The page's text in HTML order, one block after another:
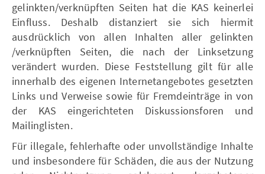
gelinkten/verknüpften Seiten hat die KAS keinerlei
Einfluss. Deshalb distanziert sie sich hiermit
ausdrücklich von allen Inhalten aller gelinkten
/verknüpften Seiten, die nach der Linksetzung
verändert wurden. Diese Feststellung gilt für alle
innerhalb des eigenen Internetangebotes gesetzten
Links und Verweise sowie für Fremdeinträge in von
der KAS eingerichteten Diskussionsforen und
Mailinglisten.
Für illegale, fehlerhafte oder unvollständige Inhalte
und insbesondere für Schäden, die aus der Nutzung